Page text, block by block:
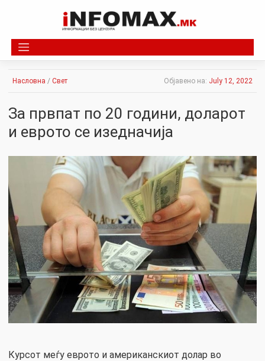
Насловна / Свет Објавено на: July 12, 2022
За првпат по 20 години, доларот
и еврото се изедначија
Курсот меѓу еврото и американскиот долар во